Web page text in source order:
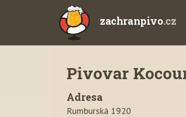
zachranpivo.cz
Pivovar
Adresa
Rumburská 1920